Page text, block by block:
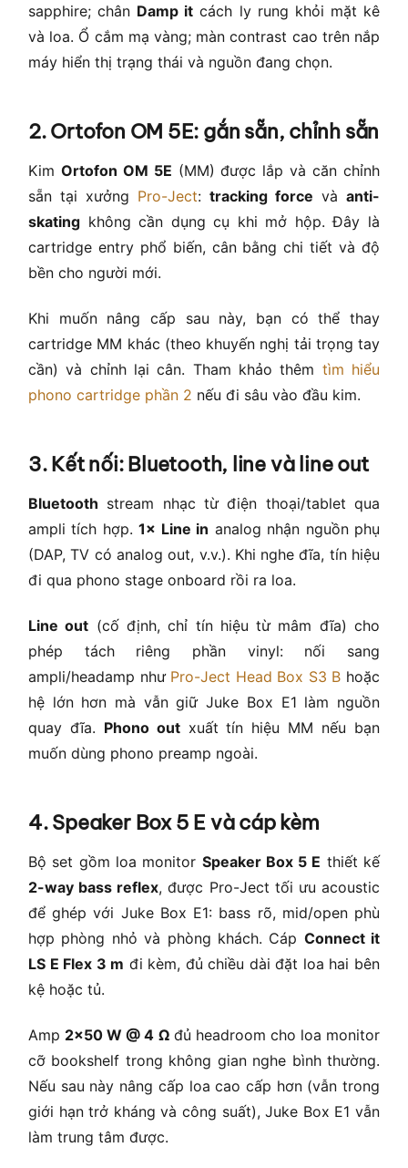
sapphire; chân Damp it cách ly rung khỏi mặt kê
và loa. Ổ cắm mạ vàng; màn contrast cao trên nắp
máy hiển thị trạng thái và nguồn đang chọn.
2. Ortofon OM 5E: gắn sẵn, chỉnh sẵn
Kim Ortofon OM 5E (MM) được lắp và căn chỉnh
sẵn tại xưởng Pro-Ject: tracking force và anti-
skating không cần dụng cụ khi mở hộp. Đây là
cartridge entry phổ biến, cân bằng chi tiết và độ
bền cho người mới.
Khi muốn nâng cấp sau này, bạn có thể thay
cartridge MM khác (theo khuyến nghị tải trọng tay
cần) và chỉnh lại cân. Tham khảo thêm tìm hiểu
phono cartridge phần 2 nếu đi sâu vào đầu kim.
3. Kết nối: Bluetooth, line và line out
Bluetooth stream nhạc từ điện thoại/tablet qua
ampli tích hợp.1× Line in analog nhận nguồn phụ
(DAP, TV có analog out, v.v.). Khi nghe đĩa, tín hiệu
đi qua phono stage onboard rồi ra loa.
Line out (cố định, chỉ tín hiệu từ mâm đĩa) cho
phép tách riêng phần vinyl: nối sang
ampli/headamp như Pro-Ject Head Box S3 B hoặc
hệ lớn hơn mà vẫn giữ Juke Box E1 làm nguồn
quay đĩa. Phono outxuất tín hiệu MM nếu bạn
muốn dùng phono preamp ngoài.
4. Speaker Box 5 E và cáp kèm
Bộ set gồm loa monitor Speaker Box 5 E thiết kế
2-way bass reflex, được Pro-Ject tối ưu acoustic
để ghép với Juke Box E1: bass rõ, mid/open phù
hợp phòng nhỏ và phòng khách. Cáp Connect it
LS E Flex 3 m đi kèm, đủ chiều dài đặt loa hai bên
kệ hoặc tủ.
Amp 2×50 W @ 4 Ωđủ headroom cho loa monitor
cỡ bookshelf trong không gian nghe bình thường.
Nếu sau này nâng cấp loa cao cấp hơn (vẫn trong
giới hạn trở kháng và công suất), Juke Box E1 vẫn
làm trung tâm được.